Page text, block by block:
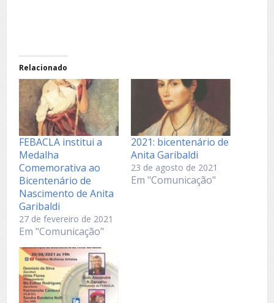
Relacionado
FEBACLA institui a
Medalha
Comemorativa ao
Bicentenário de
Nascimento de Anita
Garibaldi
27 de fevereiro de 2021
Em "Comunicação"
2021: bicentenário de
Anita Garibaldi
23 de agosto de 2021
Em "Comunicação"